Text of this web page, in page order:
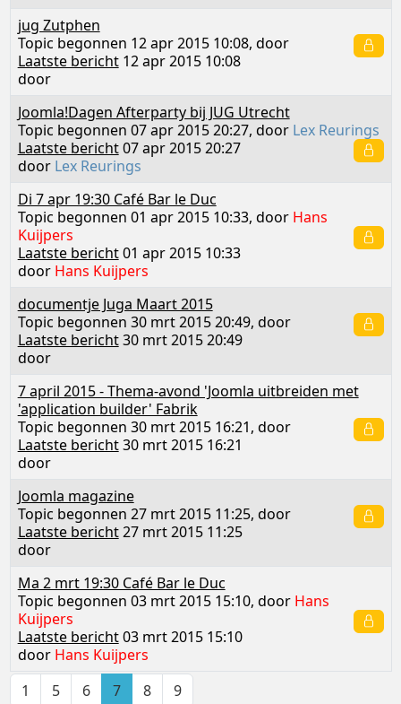
jug Zutphen
Topic begonnen 12 apr 2015 10:08, door
Laatste bericht12 apr 2015 10:08
door
Joomla!Dagen Afterparty bij JUG Utrecht
Topic begonnen 07 apr 2015 20:27, door Lex Reurings
Laatste bericht07 apr 2015 20:27
door Lex Reurings
Di 7 apr 19:30 Café Bar le Duc
Topic begonnen 01 apr 2015 10:33, door Hans
Kuijpers
Laatste bericht01 apr 2015 10:33
door Hans Kuijpers
documentje Juga Maart 2015
Topic begonnen 30 mrt 2015 20:49, door
Laatste bericht30 mrt 2015 20:49
door
7 april 2015 - Thema-avond 'Joomla uitbreiden met
'application builder' Fabrik
Topic begonnen 30 mrt 2015 16:21, door
Laatste bericht30 mrt 2015 16:21
door
Joomla magazine
Topic begonnen 27 mrt 2015 11:25, door
Laatste bericht27 mrt 2015 11:25
door
Ma 2 mrt 19:30 Café Bar le Duc
Topic begonnen 03 mrt 2015 15:10, door Hans
Kuijpers
Laatste bericht03 mrt 2015 15:10
door Hans Kuijpers
1
5 6 7 8 9